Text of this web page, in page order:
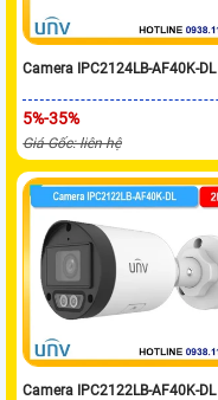
Camera IPC2124LB-AF40K-DL
5%-35%
Giá Gốc: liên hệ
Camera IPC2122LB-AF40K-DL